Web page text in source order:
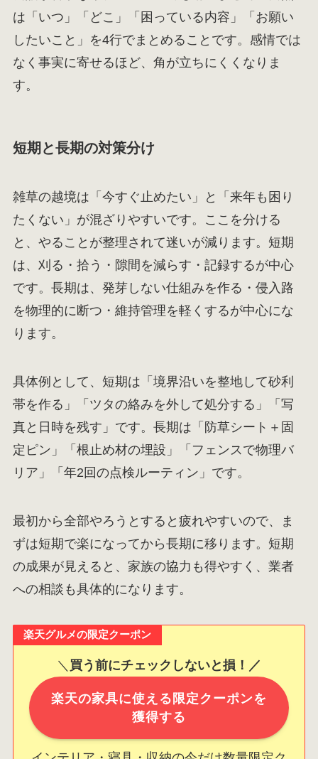
は「いつ」「どこ」「困っている内容」「お願い
したいこと」を4行でまとめることです。感情では
なく事実に寄せるほど、角が立ちにくくなりま
す。
短期と長期の対策分け
雑草の越境は「今すぐ止めたい」と「来年も困り
たくない」が混ざりやすいです。ここを分ける
と、やることが整理されて迷いが減ります。短期
は、刈る・拾う・隙間を減らす・記録するが中心
です。長期は、発芽しない仕組みを作る・侵入路
を物理的に断つ・維持管理を軽くするが中心にな
ります。
具体例として、短期は「境界沿いを整地して砂利
帯を作る」「ツタの絡みを外して処分する」「写
真と日時を残す」です。長期は「防草シート＋固
定ピン」「根止め材の埋設」「フェンスで物理バ
リア」「年2回の点検ルーティン」です。
最初から全部やろうとすると疲れやすいので、ま
ずは短期で楽になってから長期に移ります。短期
の成果が見えると、家族の協力も得やすく、業者
への相談も具体的になります。
楽天グルメの限定クーポン
＼ 買う前にチェックしないと損！／
楽天の家具に使える限定クーポンを
獲得する